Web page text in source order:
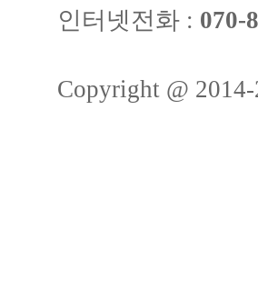
인터넷전화 : 070-
Copyright @